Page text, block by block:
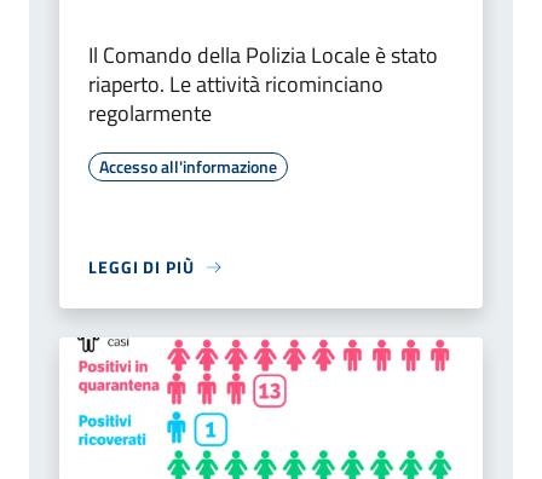
Il Comando della Polizia Locale è stato
riaperto. Le attività ricominciano
regolarmente
Accesso all'informazione
LEGGI DI PIÙ